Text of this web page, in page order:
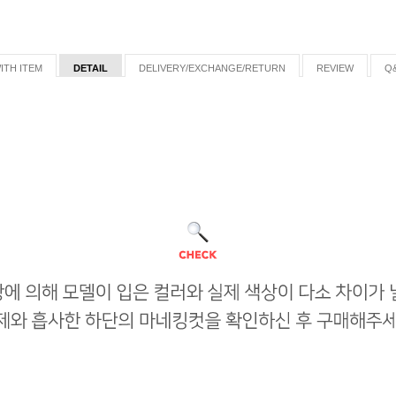
ITEM DETAIL DELIVERY/EXCHANGE/RETURN REVIEW